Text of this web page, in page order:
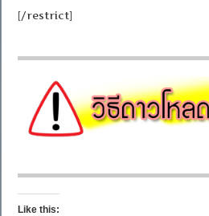
[/restrict]
Like this: